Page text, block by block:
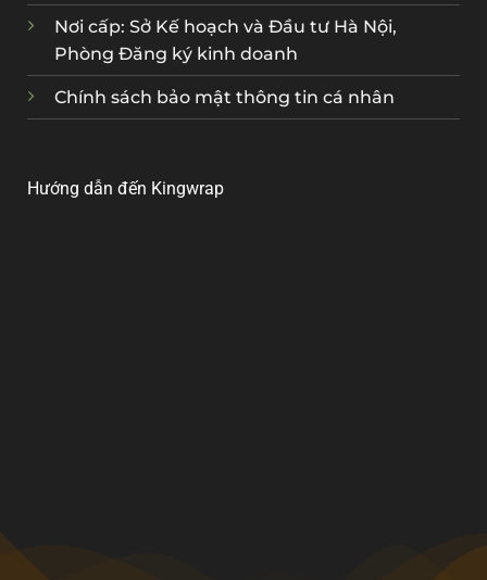
Nơi cấp: Sở Kế hoạch và Đầu tư Hà Nội,
Phòng Đăng ký kinh doanh
Chính sách bảo mật thông tin cá nhân
Hướng dẫn đến Kingwrap